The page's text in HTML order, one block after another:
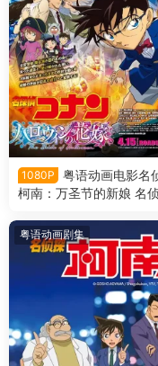
1080P
粤语动画电影名
柯南：万圣节的新娘 名
粤语版
粤语动画剧集